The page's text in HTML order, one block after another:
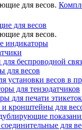
для весов
индикаторы
беспроводной
для весов
установки весов в
для тензодатчиков
для печати
кронштейны для
для